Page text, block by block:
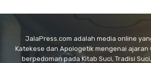
JalaPress.com adalah media online
Katekese dan Apologetik mengenai ajaran
berpedoman pada Kitab Suci, Tradisi